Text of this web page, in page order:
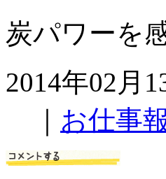
炭パワーを
2014年02月
お仕事